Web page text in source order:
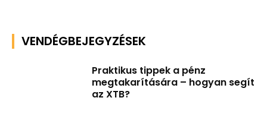
VENDÉGBEJEGYZÉSEK
Praktikus tippek a pénz
megtakarítására – hogyan segít
az XTB?